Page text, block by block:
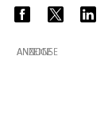
ANZEIGE